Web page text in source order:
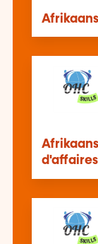
Afrikaans
d'affaires